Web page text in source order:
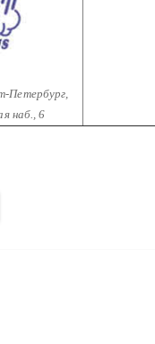
Петербург,
наб., 6